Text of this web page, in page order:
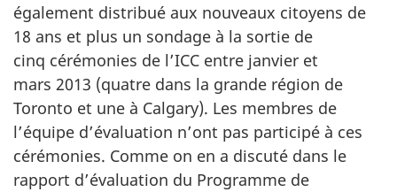
également distribué aux nouveaux citoyens de
18 ans et plus un sondage à la sortie de
cinq cérémonies de l’ICC entre janvier et
mars 2013 (quatre dans la grande région de
Toronto et une à Calgary). Les membres de
l’équipe d’évaluation n’ont pas participé à ces
cérémonies. Comme on en a discuté dans le
rapport d’évaluation du Programme de